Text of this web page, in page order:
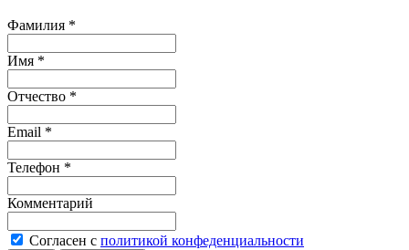
Фамилия *
Имя *
Отчество *
Email *
Телефон *
Комментарий
Согласен с политикой конфеденциальности